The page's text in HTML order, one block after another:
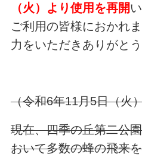
（火）より使用を再開
ご利用の皆様におかれ
力をいただきありがと
（令和6年11月5日（火
現在、四季の丘第二公
おいて多数の蜂の飛来